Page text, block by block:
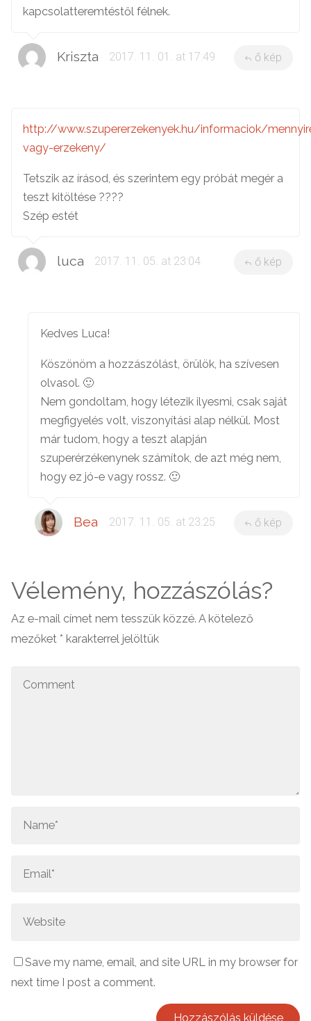
kapcsolatteremtéstől félnek.
Kriszta 2017. 11. 01. at 17:49 ő kép
http://www.szupererzekenyek.hu/informaciok/
vagy-erzekeny/
Tetszik az írásod, és szerintem egy próbát megér a
teszt kitöltése ????
Szép estét
luca 2017. 11. 05. at 23:04 ő kép
Kedves Luca!
Köszönöm a hozzászólást, örülök, ha szívesen
olvasol. 🙂
Nem gondoltam, hogy létezik ilyesmi, csak saját
megfigyelés volt, viszonyítási alap nélkül. Most
már tudom, hogy a teszt alapján
szuperérzékenynek számítok, de azt még nem,
hogy ez jó-e vagy rossz. 🙂
Bea 2017. 11. 05. at 23:25 ő kép
Vélemény, hozzászólás?
Az e-mail címet nem tesszük közzé. A kötelező
mezőket* karakterrel jelöltük
Save my name, email, and site URL in my browser for
next time I post a comment.